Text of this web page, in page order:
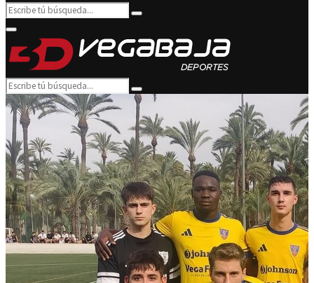
Search
for:
Search
Primary
Menu
Search
for:
Search